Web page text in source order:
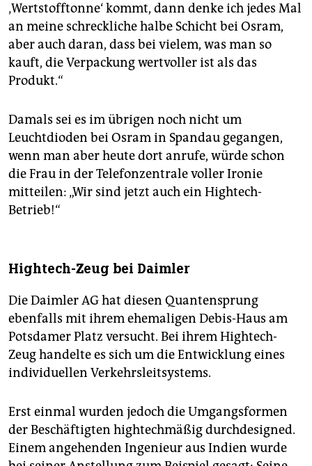
‚Wertstofftonne‘ kommt, dann denke ich jedes Mal
an meine schreckliche halbe Schicht bei Osram,
aber auch daran, dass bei vielem, was man so
kauft, die Verpackung wertvoller ist als das
Produkt.“
Damals sei es im übrigen noch nicht um
Leuchtdioden bei Osram in Spandau gegangen,
wenn man aber heute dort anrufe, würde schon
die Frau in der Telefonzentrale voller Ironie
mitteilen: „Wir sind jetzt auch ein Hightech-
Betrieb!“
Hightech-Zeug bei Daimler
Die Daimler AG hat diesen Quantensprung
ebenfalls mit ihrem ehemaligen Debis-Haus am
Potsdamer Platz versucht. Bei ihrem Hightech-
Zeug handelte es sich um die Entwicklung eines
individuellen Verkehrsleitsystems.
Erst einmal wurden jedoch die Umgangsformen
der Beschäftigten hightechmäßig durchdesigned.
Einem angehenden Ingenieur aus Indien wurde